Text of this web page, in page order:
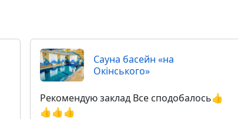
Сауна басейн «на
Окінського»
Рекомендую заклад Все сподобалось👍
👍👍👍